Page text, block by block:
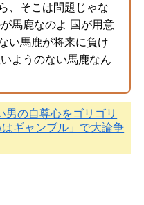
、そこは問題じゃな
馬鹿なのよ 国が用意
い馬鹿が将来に負け
ようのない馬鹿なん
男の自尊心をゴリゴリ
ギャンブル」で大論争